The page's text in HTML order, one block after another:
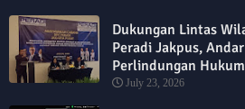
Dukungan Lintas
Peradi Jakpus,
Perlindungan
July 23, 2026